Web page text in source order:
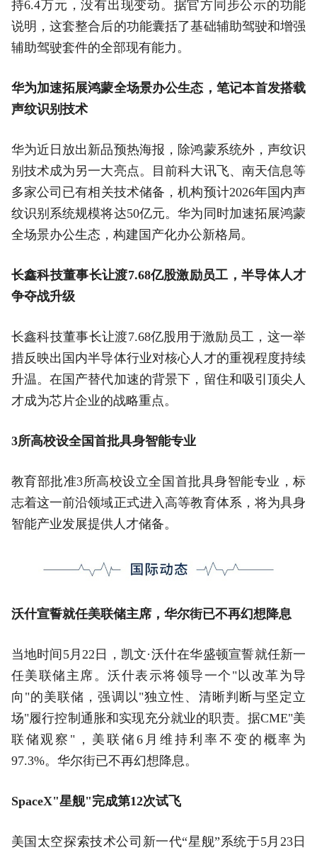
持6.4万元，没有出现变动。据官方同步公示的功能
说明，这套整合后的功能囊括了基础辅助驾驶和增强
辅助驾驶套件的全部现有能力。
华为加速拓展鸿蒙全场景办公生态，笔记本首发搭载
声纹识别技术
华为近日放出新品预热海报，除鸿蒙系统外，声纹识
别技术成为另一大亮点。目前科大讯飞、南天信息等
多家公司已有相关技术储备，机构预计2026年国内声
纹识别系统规模将达50亿元。华为同时加速拓展鸿蒙
全场景办公生态，构建国产化办公新格局。
长鑫科技董事长让渡7.68亿股激励员工，半导体人才
争夺战升级
长鑫科技董事长让渡7.68亿股用于激励员工，这一举
措反映出国内半导体行业对核心人才的重视程度持续
升温。在国产替代加速的背景下，留住和吸引顶尖人
才成为芯片企业的战略重点。
3所高校设全国首批具身智能专业
教育部批准3所高校设立全国首批具身智能专业，标
志着这一前沿领域正式进入高等教育体系，将为具身
智能产业发展提供人才储备。
沃什宣誓就任美联储主席，华尔街已不再幻想降息
当地时间5月22日，凯文·沃什在华盛顿宣誓就任新一
任美联储主席。沃什表示将领导一个"以改革为导
向"的美联储，强调以"独立性、清晰判断与坚定立
场"履行控制通胀和实现充分就业的职责。据CME"美
联储观察"，美联储6月维持利率不变的概率为
97.3%。华尔街已不再幻想降息。
SpaceX"星舰"完成第12次试飞
美国太空探索技术公司新一代‌“星舰”‌系统于5月23日